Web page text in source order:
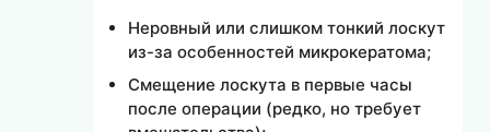
Неровный или слишком тонкий лоскут
из-за особенностей микрокератома;
Смещение лоскута в первые часы
после операции (редко, но требует